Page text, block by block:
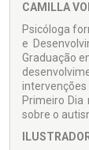
CAMILLA
Psicóloga
e
Graduação
Primeiro Dia
sobre o